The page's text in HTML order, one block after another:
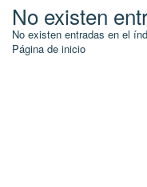
No existen
No existen entradas en el
Página de inicio